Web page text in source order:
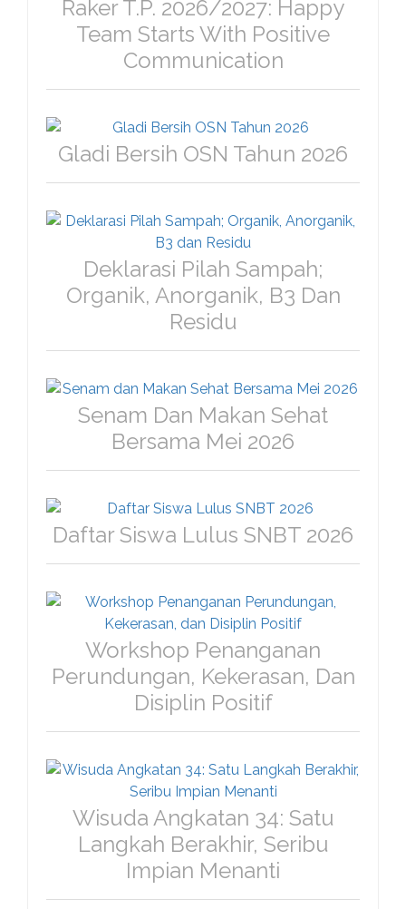
Raker T.P. 2026/2027: Happy
Team Starts With Positive
Communication
Gladi Bersih OSN Tahun 2026
Deklarasi Pilah Sampah;
Organik, Anorganik, B3 Dan
Residu
Senam Dan Makan Sehat
Bersama Mei 2026
Daftar Siswa Lulus SNBT 2026
Workshop Penanganan
Perundungan, Kekerasan, Dan
Disiplin Positif
Wisuda Angkatan 34: Satu
Langkah Berakhir, Seribu
Impian Menanti